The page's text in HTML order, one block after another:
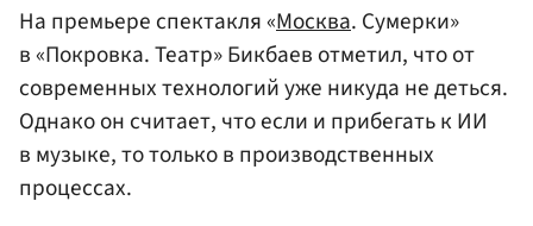
На премьере спектакля «Москва. Сумерки»
в «Покровка. Театр» Бикбаев отметил, что от
современных технологий уже никуда не деться.
Однако он считает, что если и прибегать к ИИ
в музыке, то только в производственных
процессах.